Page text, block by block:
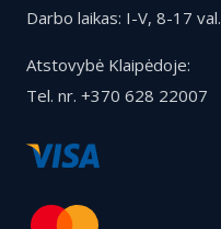
Darbo laikas: I-V, 8-17 val.
Atstovybė Klaipėdoje:
Tel. nr. +370 628 22007